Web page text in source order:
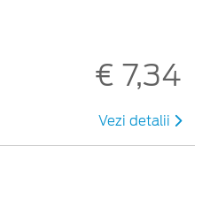
€ 7,34
Vezi detalii